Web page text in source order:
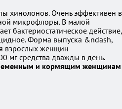
хинолонов. Очень эффективен в
микрофлоры. В малой
бактериостатическое действие,
Форма выпуска &ndash,
взрослых женщин
мг средства дважды в день.
и кормящим женщинам